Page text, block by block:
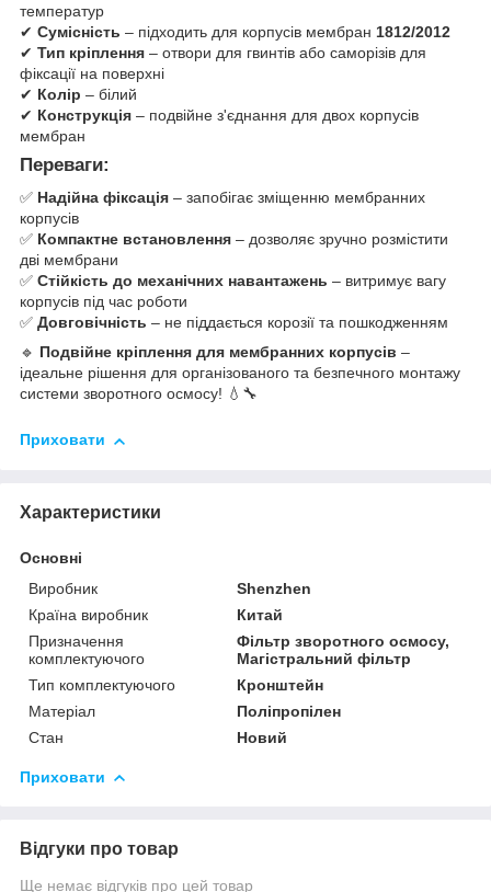
температур
✔ Сумісність – підходить для корпусів мембран 1812/2012
✔ Тип кріплення – отвори для гвинтів або саморізів для
фіксації на поверхні
✔ Колір – білий
✔ Конструкція – подвійне з'єднання для двох корпусів
мембран
Переваги:
✅ Надійна фіксація – запобігає зміщенню мембранних
корпусів
✅ Компактне встановлення – дозволяє зручно розмістити
дві мембрани
✅ Стійкість до механічних навантажень – витримує вагу
корпусів під час роботи
✅ Довговічність – не піддається корозії та пошкодженням
🔹 Подвійне кріплення для мембранних корпусів –
ідеальне рішення для організованого та безпечного монтажу
системи зворотного осмосу! 💧🔧
Приховати
Характеристики
Основні
Виробник
Shenzhen
Країна виробник
Китай
Призначення
комплектуючого
Фільтр зворотного осмосу,
Магістральний фільтр
Тип комплектуючого
Кронштейн
Матеріал
Поліпропілен
Стан
Новий
Приховати
Відгуки про товар
Ще немає відгуків про цей товар